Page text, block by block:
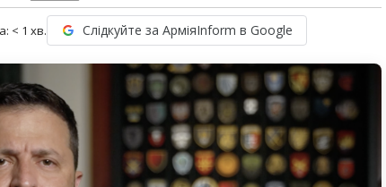
< 1 хв. Слідкуйте за АрміяInform в Google